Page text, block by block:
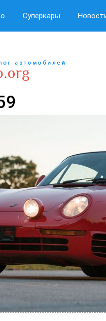
Суперкары